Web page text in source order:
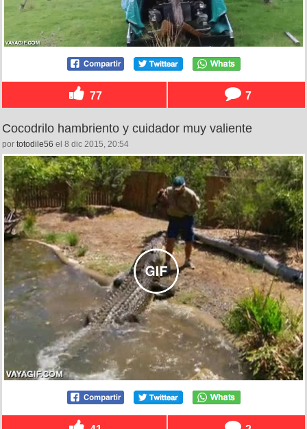
77 7
Cocodrilo hambriento y cuidador muy valiente
por totodile56 el 8 dic 2015, 20:54